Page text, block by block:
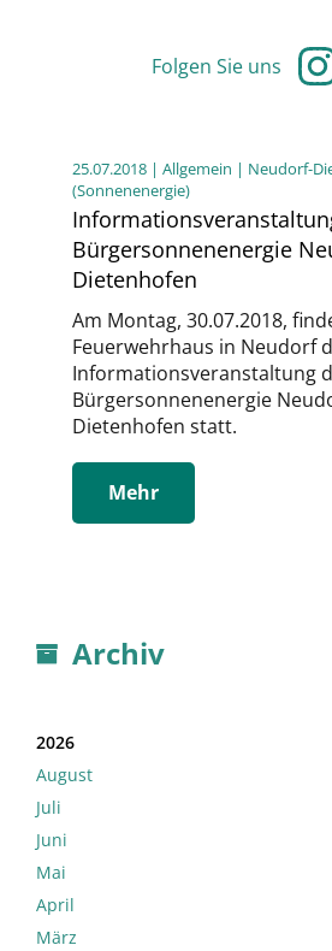
Folgen Sie uns
25.07.2018 | Allgemein | Neudorf-
(Sonnenenergie)
Bürgersonnenenergie
Dietenhofen
Am Montag, 30.07.2018,
Feuerwehrhaus in Neudorf
Informationsveranstaltung
Bürgersonnenenergie
Dietenhofen statt.
Mehr
Archiv
2026
August
Juli
Juni
Mai
April
März